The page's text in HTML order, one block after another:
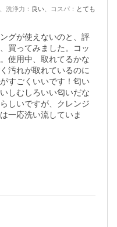
洗浄力 ： 良い コスパ ： とても
グが使えないのと、評
買ってみました。コッ
使用中、取れてるかな
汚れが取れているのに
すごくいいです！匂い
しむしろいい匂いだな
しいですが、クレンジ
一応洗い流していま